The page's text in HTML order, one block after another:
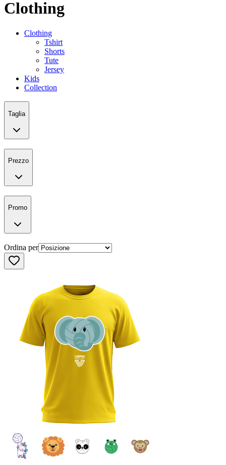
Clothing
Clothing
Tshirt
Shorts
Tute
Jersey
Kids
Collection
Taglia
Prezzo
Promo
Ordina per